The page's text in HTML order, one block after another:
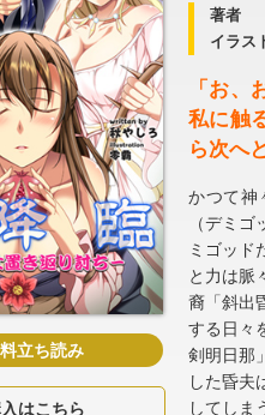
立ち読み
著者
イラス
「お
私に触
ら次へ
かつて神
（デミ
ミゴッド
と力は脈
裔「斜出
する日々
剣明日那
した昏夫
してしま
はこちら